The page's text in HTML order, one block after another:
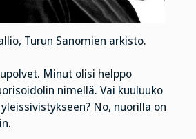
Turun Sanomien arkisto.
Minut olisi helppo
nimellä. Vai kuuluuko
No, nuorilla on